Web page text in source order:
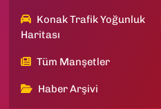
Konak Trafik Yoğunluk
Haritası
Tüm Manşetler
Haber Arşivi